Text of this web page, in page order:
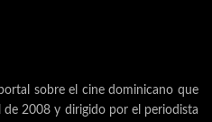
sobre el cine dominicano que
2008 y dirigido por el periodista